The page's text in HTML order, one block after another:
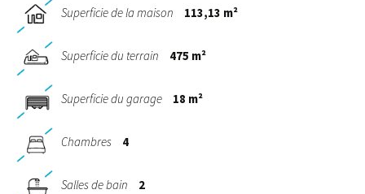
Superficie de la maison 113,13 m²
Superficie du terrain 475 m²
Superficie du garage 18 m²
Chambres 4
Salles de bain 2